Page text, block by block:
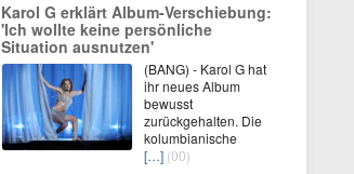
Karol G erklärt Album-Verschiebung:
'Ich wollte keine persönliche
Situation ausnutzen'
(BANG) - Karol G hat
ihr neues Album
bewusst
zurückgehalten. Die
kolumbianische
[…] (00)